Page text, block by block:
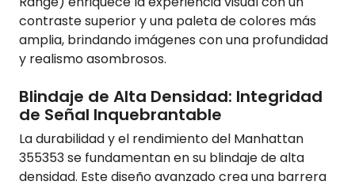
contraste superior y una paleta de colores más
amplia, brindando imágenes con una profundidad
y realismo asombrosos.
Blindaje de Alta Densidad: Integridad
de Señal Inquebrantable
La durabilidad y el rendimiento del Manhattan
355353 se fundamentan en su blindaje de alta
densidad. Este diseño avanzado crea una barrera